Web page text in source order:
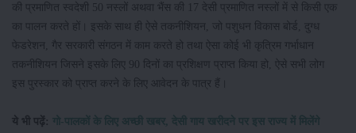
की प्रमाणित स्वदेशी 50 नस्लों अथवा भैंस की 17 देसी प्रमाणित नस्लों में से किसी एक
का पालन करते हों। इसके साथ ही ऐसे तकनीशियन, जो पशुधन विकास बोर्ड, दुग्ध
फेडरेशन, गैर सरकारी संगठन में काम करते हो तथा ऐसा कोई भी कृत्रिम गर्भाधान
तकनीशियन जिसने इसके लिए 90 दिनों का प्रशिक्षण प्राप्त किया हो, ऐसे सभी लोग
इस पुरस्कार को प्राप्त करने के लिए आवेदन के पात्र हैं।
ये भी पढ़ें: गो-पालकों के लिए अच्छी खबर, देसी गाय खरीदने पर इस राज्य में मिलेंगे